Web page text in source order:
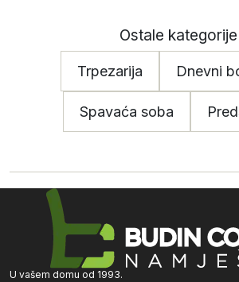
Ostale kategorije
Trpezarija Dnevni
Spavaća soba
U vašem domu od 1993.